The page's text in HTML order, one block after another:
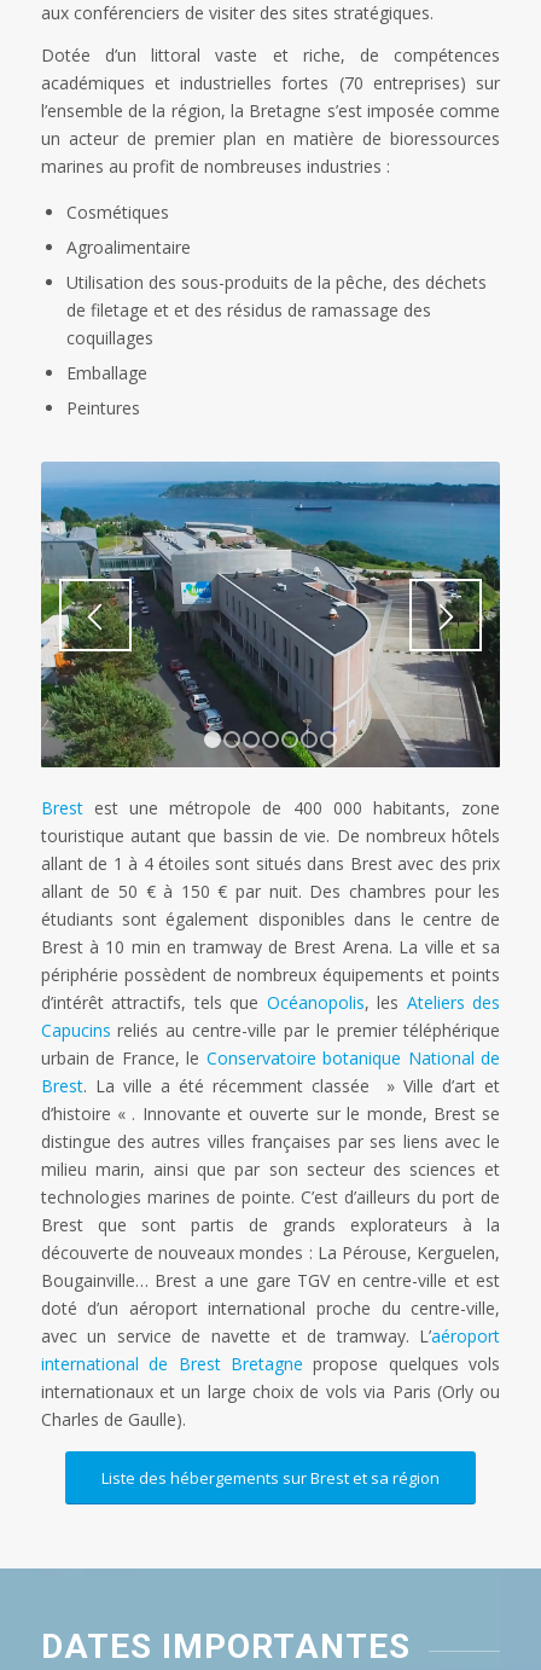
aux conférenciers de visiter des sites stratégiques.
Dotée d’un littoral vaste et riche, de compétences
académiques et industrielles fortes (70 entreprises) sur
l’ensemble de la région, la Bretagne s’est imposée comme
un acteur de premier plan en matière de bioressources
marines au profit de nombreuses industries :
Cosmétiques
Agroalimentaire
Utilisation des sous-produits de la pêche, des déchets
de filetage et et des résidus de ramassage des
coquillages
Emballage
Peintures
1 2 5 6 7
Brestest une métropole de 400 000 habitants, zone
touristique autant que bassin de vie. De nombreux hôtels
allant de 1 à 4 étoiles sont situés dans Brest avec des prix
allant de 50 € à 150 € par nuit. Des chambres pour les
étudiants sont également disponibles dans le centre de
Brest à 10 min en tramway de Brest Arena. La ville et sa
périphérie possèdent de nombreux équipements et points
d’intérêt attractifs, tels que Océanopolis, les Ateliers des
Capucins reliés au centre-ville par le premier téléphérique
urbain de France, le Conservatoire botanique National de
Brest. La ville a été récemment classée » Ville d’art et
d’histoire « . Innovante et ouverte sur le monde, Brest se
distingue des autres villes françaises par ses liens avec le
milieu marin, ainsi que par son secteur des sciences et
technologies marines de pointe. C’est d’ailleurs du port de
Brest que sont partis de grands explorateurs à la
découverte de nouveaux mondes : La Pérouse, Kerguelen,
Bougainville… Brest a une gare TGV en centre-ville et est
doté d’un aéroport international proche du centre-ville,
avec un service de navette et de tramway. L’aéroport
international de Brest Bretagne propose quelques vols
internationaux et un large choix de vols via Paris (Orly ou
Charles de Gaulle).
Liste des hébergements sur Brest et sa région
DATES IMPORTANTES